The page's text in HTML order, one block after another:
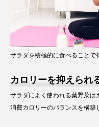
サラダを積極的に食べることで
カロリーを抑えられ
サラダによく使われる葉野菜は
消費カロリーのバランスを構築